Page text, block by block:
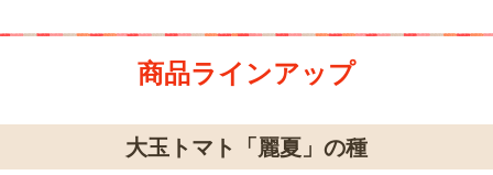
商品ラインアップ
大玉トマト「麗夏」の種